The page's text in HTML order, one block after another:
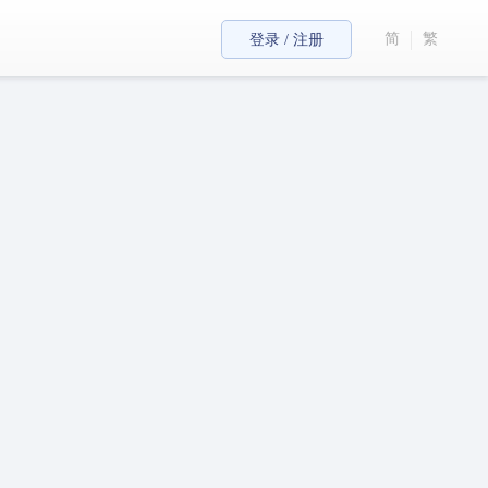
登录 / 注册 简 繁